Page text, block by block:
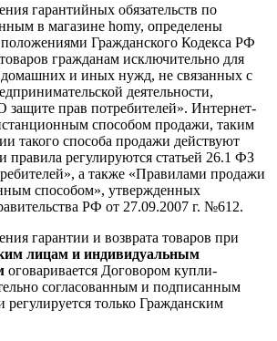
гарантийных обязательств по
в магазине homy, определены
Гражданского Кодекса РФ
гражданам исключительно для
и иных нужд, не связанных с
деятельности,
прав потребителей». Интернет-
способом продажи, таким
такого способа продажи действуют
правила регулируются статьей 26.1 ФЗ
а также «Правилами продажи
способом», утвержденных
РФ от 27.09.2007 г. №612.
гарантии и возврата товаров при
лицам и индивидуальным
оговаривается Договором купли-
согласованным и подписанным
только Гражданским